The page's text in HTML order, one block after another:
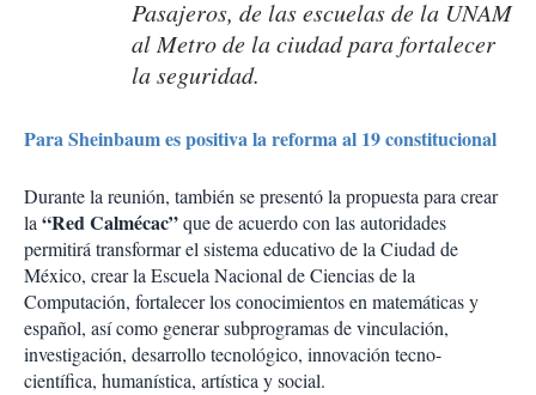
Pasajeros, de las escuelas de la UNAM
al Metro de la ciudad para fortalecer
la seguridad.
Para Sheinbaum es positiva la reforma al 19 constitucional
Durante la reunión, también se presentó la propuesta para crear
la“Red Calmécac”que de acuerdo con las autoridades
permitirá transformar el sistema educativo de la Ciudad de
México, crear la Escuela Nacional de Ciencias de la
Computación, fortalecer los conocimientos en matemáticas y
español, así como generar subprogramas de vinculación,
investigación, desarrollo tecnológico, innovación tecno-
científica, humanística, artística y social.